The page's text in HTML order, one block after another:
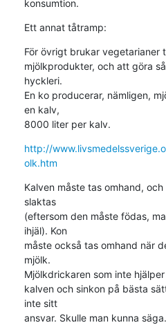
konsumtion.
Ett annat tåtramp:
För övrigt brukar vegetarianer
mjölkprodukter, och att göra
hyckleri.
En ko producerar, nämligen,
en kalv,
8000 liter per kalv.
http://
olk.htm
Kalven måste tas omhand,
slaktas
(eftersom den måste födas,
ihjäl). Kon
måste också tas omhand när
mjölk.
Mjölkdrickaren som inte
kalven och sinkon på bästa
inte sitt
ansvar. Skulle man kunna